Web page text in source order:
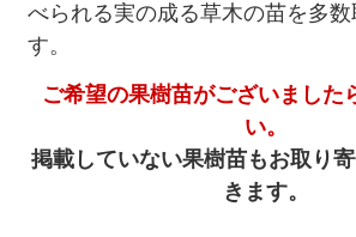
べられる実の成る草木の苗を多数
す。
ご希望の果樹苗がございました
い。
掲載していない果樹苗もお取り
きます。